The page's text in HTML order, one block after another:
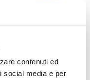
contenuti ed
social media e per